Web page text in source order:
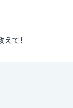
えて!